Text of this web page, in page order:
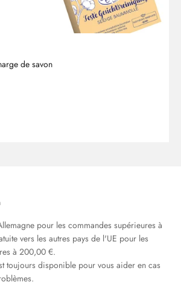
de savon
pour les commandes supérieures à
vers les autres pays de l'UE pour les
à 200,00 €.
toujours disponible pour vous aider en cas